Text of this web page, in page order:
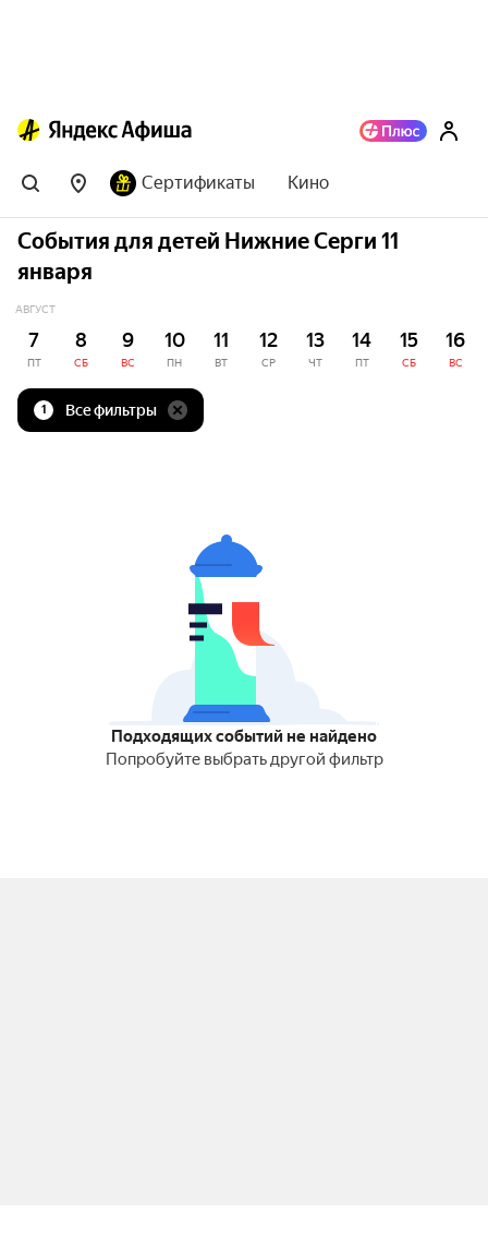
Сертификаты Кино
События для детей Нижние Серги 11
января
АВГУСТ
7
ПТ
8
СБ
9
ВС
10
ПН
11
ВТ
12
СР
13
ЧТ
14
ПТ
15
СБ
16
ВС
1 Все фильтры
Подходящих событий не найдено
Попробуйте выбрать другой фильтр